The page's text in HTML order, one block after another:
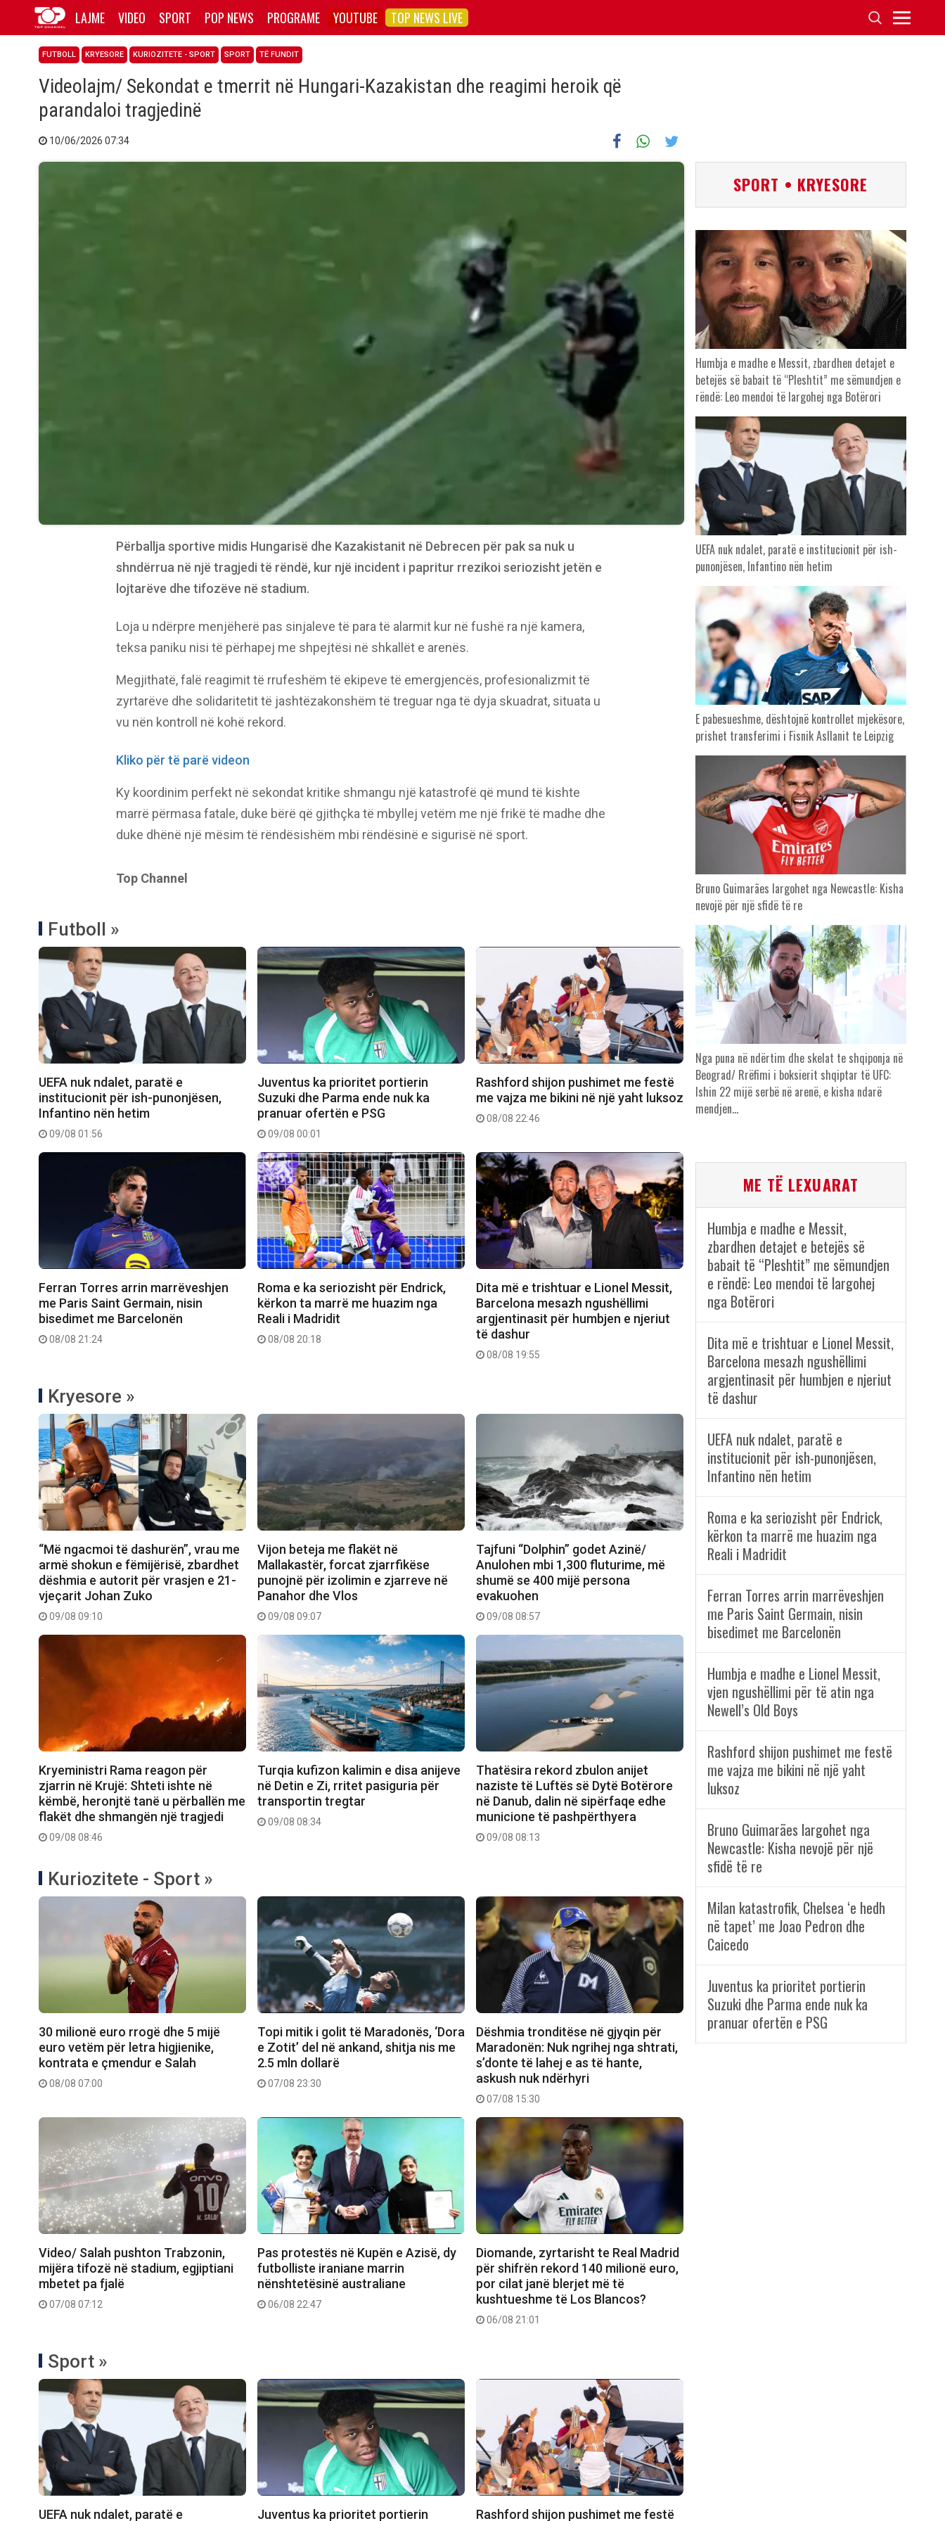
LAJME VIDEO SPORT POP NEWS PROGRAME YOUTUBE TOP NEWS LIVE
FUTBOLL KRYESORE KURIOZITETE - SPORT SPORT TË FUNDIT
Videolajm/ Sekondat e tmerrit në Hungari-Kazakistan dhe reagimi heroik që
parandaloi tragjedinë
10/06/2026 07:34
Përballja sportive midis Hungarisë dhe Kazakistanit në Debrecen për pak sa nuk u
shndërrua në një tragjedi të rëndë, kur një incident i papritur rrezikoi seriozisht jetën e
lojtarëve dhe tifozëve në stadium.
Loja u ndërpre menjëherë pas sinjaleve të para të alarmit kur në fushë ra një kamera,
teksa paniku nisi të përhapej me shpejtësi në shkallët e arenës.
Megjithatë, falë reagimit të rrufeshëm të ekipeve të emergjencës, profesionalizmit të
zyrtarëve dhe solidaritetit të jashtëzakonshëm të treguar nga të dyja skuadrat, situata u
vu nën kontroll në kohë rekord.
Kliko për të parë videon
Ky koordinim perfekt në sekondat kritike shmangu një katastrofë që mund të kishte
marrë përmasa fatale, duke bërë që gjithçka të mbyllej vetëm me një frikë të madhe dhe
duke dhënë një mësim të rëndësishëm mbi rëndësinë e sigurisë në sport.
Top Channel
Futboll »
UEFA nuk ndalet, paratë e
institucionit për ish-punonjësen,
Infantino nën hetim
09/08 01:56
Juventus ka prioritet portierin
Suzuki dhe Parma ende nuk ka
pranuar ofertën e PSG
09/08 00:01
Rashford shijon pushimet me festë
me vajza me bikini në një yaht luksoz
08/08 22:46
Ferran Torres arrin marrëveshjen
me Paris Saint Germain, nisin
bisedimet me Barcelonën
08/08 21:24
Roma e ka seriozisht për Endrick,
kërkon ta marrë me huazim nga
Reali i Madridit
08/08 20:18
Dita më e trishtuar e Lionel Messit,
Barcelona mesazh ngushëllimi
argjentinasit për humbjen e njeriut
të dashur
08/08 19:55
Kryesore »
“Më ngacmoi të dashurën”, vrau me
armë shokun e fëmijërisë, zbardhet
dëshmia e autorit për vrasjen e 21-
vjeçarit Johan Zuko
09/08 09:10
Vijon beteja me flakët në
Mallakastër, forcat zjarrfikëse
punojnë për izolimin e zjarreve në
Panahor dhe Vlos
09/08 09:07
Tajfuni “Dolphin” godet Azinë/
Anulohen mbi 1,300 fluturime, më
shumë se 400 mijë persona
evakuohen
09/08 08:57
Kryeministri Rama reagon për
zjarrin në Krujë: Shteti ishte në
këmbë, heronjtë tanë u përballën me
flakët dhe shmangën një tragjedi
09/08 08:46
Turqia kufizon kalimin e disa anijeve
në Detin e Zi, rritet pasiguria për
transportin tregtar
09/08 08:34
Thatësira rekord zbulon anijet
naziste të Luftës së Dytë Botërore
në Danub, dalin në sipërfaqe edhe
municione të pashpërthyera
09/08 08:13
Kuriozitete - Sport »
30 milionë euro rrogë dhe 5 mijë
euro vetëm për letra higjienike,
kontrata e çmendur e Salah
08/08 07:00
Topi mitik i golit të Maradonës, ‘Dora
e Zotit’ del në ankand, shitja nis me
2.5 mln dollarë
07/08 23:30
Dëshmia tronditëse në gjyqin për
Maradonën: Nuk ngrihej nga shtrati,
s’donte të lahej e as të hante,
askush nuk ndërhyri
07/08 15:30
Video/ Salah pushton Trabzonin,
mijëra tifozë në stadium, egjiptiani
mbetet pa fjalë
07/08 07:12
Pas protestës në Kupën e Azisë, dy
futbolliste iraniane marrin
nënshtetësinë australiane
06/08 22:47
Diomande, zyrtarisht te Real Madrid
për shifrën rekord 140 milionë euro,
por cilat janë blerjet më të
kushtueshme të Los Blancos?
06/08 21:01
Sport »
UEFA nuk ndalet, paratë e Juventus ka prioritet portierin Rashford shijon pushimet me festë
SPORT • KRYESORE
Humbja e madhe e Messit, zbardhen detajet e
betejës së babait të “Pleshtit” me sëmundjen e
rëndë: Leo mendoi të largohej nga Botërori
UEFA nuk ndalet, paratë e institucionit për ish-
punonjësen, Infantino nën hetim
E pabesueshme, dështojnë kontrollet mjekësore,
prishet transferimi i Fisnik Asllanit te Leipzig
Bruno Guimarães largohet nga Newcastle: Kisha
nevojë për një sfidë të re
Nga puna në ndërtim dhe skelat te shqiponja në
Beograd/ Rrëfimi i boksierit shqiptar të UFC:
Ishin 22 mijë serbë në arenë, e kisha ndarë
mendjen…
ME TË LEXUARAT
Humbja e madhe e Messit,
zbardhen detajet e betejës së
babait të “Pleshtit” me sëmundjen
e rëndë: Leo mendoi të largohej
nga Botërori
Dita më e trishtuar e Lionel Messit,
Barcelona mesazh ngushëllimi
argjentinasit për humbjen e njeriut
të dashur
UEFA nuk ndalet, paratë e
institucionit për ish-punonjësen,
Infantino nën hetim
Roma e ka seriozisht për Endrick,
kërkon ta marrë me huazim nga
Reali i Madridit
Ferran Torres arrin marrëveshjen
me Paris Saint Germain, nisin
bisedimet me Barcelonën
Humbja e madhe e Lionel Messit,
vjen ngushëllimi për të atin nga
Newell’s Old Boys
Rashford shijon pushimet me festë
me vajza me bikini në një yaht
luksoz
Bruno Guimarães largohet nga
Newcastle: Kisha nevojë për një
sfidë të re
Milan katastrofik, Chelsea ‘e hedh
në tapet’ me Joao Pedron dhe
Caicedo
Juventus ka prioritet portierin
Suzuki dhe Parma ende nuk ka
pranuar ofertën e PSG